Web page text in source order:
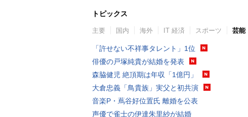
トピックス
主要 国内 海外 IT 経済 スポーツ 芸能
「許せない不祥事タレント」1位
俳優の戸塚純貴が結婚を発表
森脇健児 絶頂期は年収「1億円」
大倉忠義「鳥貴族」実父と初共演
音楽P・蔦谷好位置氏 離婚を公表
声優で雀士の伊達朱里紗が結婚